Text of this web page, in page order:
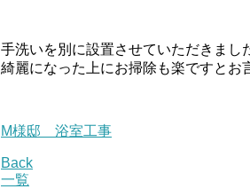
手洗いを別に設置させていただきまし
綺麗になった上にお掃除も楽ですとお
M様邸 浴室工事
Back
一覧